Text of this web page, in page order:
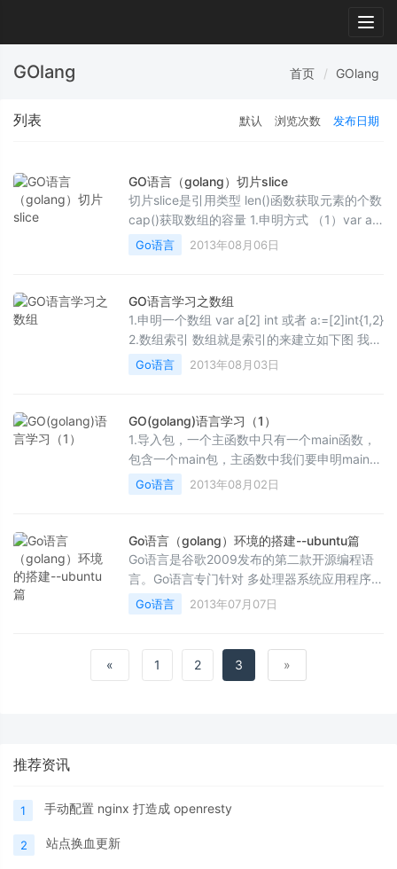
GOlang 首页 GOlang
列表 默认 浏览次数 发布日期
GO语言（golang）切片slice
切片slice是引用类型 len()函数获取元素的个数
cap()获取数组的容量 1.申明方式 （1）var a
[]int 与数组不同的是他不申明长度 （2）s2 ...
Go语言 2013年08月06日
GO语言学习之数组
1.申明一个数组 var a[2] int 或者 a:=[2]int{1,2}
2.数组索引 数组就是索引的来建立如下图 我们
再来一个测试 3.go语言可以自动计算数组...
Go语言 2013年08月03日
GO(golang)语言学习（1）
1.导入包，一个主函数中只有一个main函数，
包含一个main包，主函数中我们要申明main的
包！ package main func main(){ } 2.引入包
文件，...
Go语言 2013年08月02日
Go语言（golang）环境的搭建--ubuntu篇
Go语言是谷歌2009发布的第二款开源编程语
言。Go语言专门针对 多处理器系统应用程序的
编程进行了优化，使用Go编译的程序可以媲美
C或C++代码的速...
Go语言 2013年07月07日
« 1 2 3 »
推荐资讯
1 手动配置 nginx 打造成 openresty
2 站点换血更新